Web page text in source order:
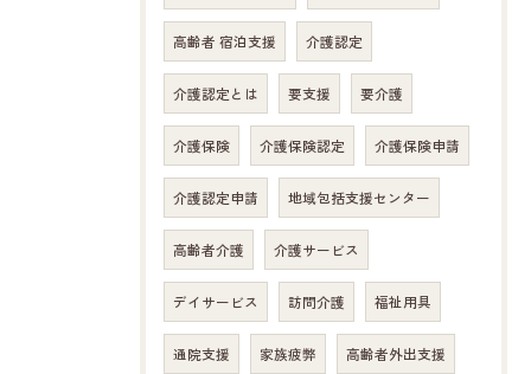
高齢者 宿泊支援 介護認定
介護認定とは 要支援 要介護
介護保険 介護保険認定 介護保険申請
介護認定申請 地域包括支援センター
高齢者介護 介護サービス
デイサービス 訪問介護 福祉用具
通院支援 家族疲弊 高齢者外出支援